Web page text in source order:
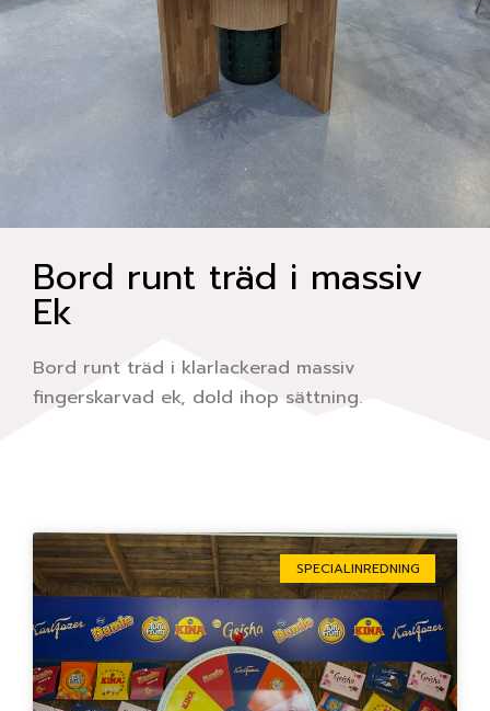
Bord runt träd i massiv
Ek
Bord runt träd i klarlackerad massiv
fingerskarvad ek, dold ihop sättning.
SPECIALINREDNING
Sida Sida Sida Sida Sida